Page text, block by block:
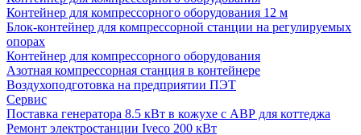
Контейнер для компрессорного оборудования 12 м
Блок-контейнер для компрессорной станции на регулируемых
опорах
Контейнер для компрессорного оборудования
Азотная компрессорная станция в контейнере
Воздухоподготовка на предприятии ПЭТ
Сервис
Поставка генератора 8.5 кВт в кожухе с АВР для коттеджа
Ремонт электростанции Iveco 200 кВт